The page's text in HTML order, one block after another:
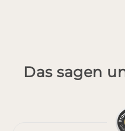
Das sagen